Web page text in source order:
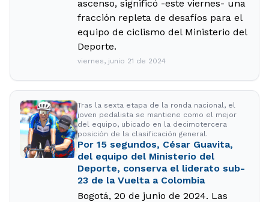
ascenso, significó -este viernes- una
fracción repleta de desafíos para el
equipo de ciclismo del Ministerio del
Deporte.
viernes, junio 21 de 2024
Tras la sexta etapa de la ronda nacional, el
joven pedalista se mantiene como el mejor
del equipo, ubicado en la decimotercera
posición de la clasificación general.
Por 15 segundos, César Guavita,
del equipo del Ministerio del
Deporte, conserva el liderato sub-
23 de la Vuelta a Colombia
Bogotá, 20 de junio de 2024. Las